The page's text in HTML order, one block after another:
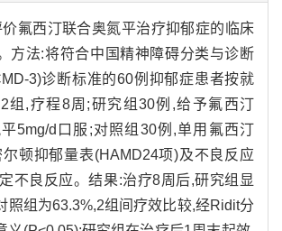
价氟西汀联合奥氮平治疗抑郁症的临床
方法:将符合中国精神障碍分类与诊断
3)诊断标准的60例抑郁症患者按就
组,疗程8周;研究组30例,给予氟西汀
5mg/d口服;对照组30例,单用氟西汀
尔顿抑郁量表(HAMD24项)及不良反应
不良反应。结果:治疗8周后,研究组显
照组为63.3%,2组间疗效比较,经Ridit分